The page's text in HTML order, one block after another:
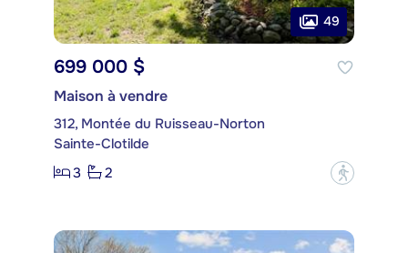
49
699 000 $
Maison à vendre
312, Montée du Ruisseau-Norton
Sainte-Clotilde
3
2 ?